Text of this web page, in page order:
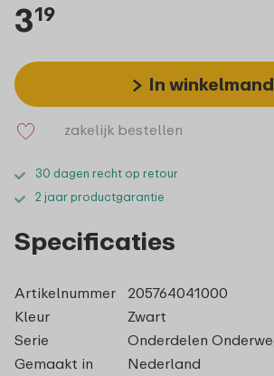
319
In winkelmand
zakelijk bestellen
30 dagen recht op retour
2 jaar productgarantie
Specificaties
Artikelnummer
205764041000
Kleur
Zwart
Serie
Onderdelen
Gemaakt in
Nederland